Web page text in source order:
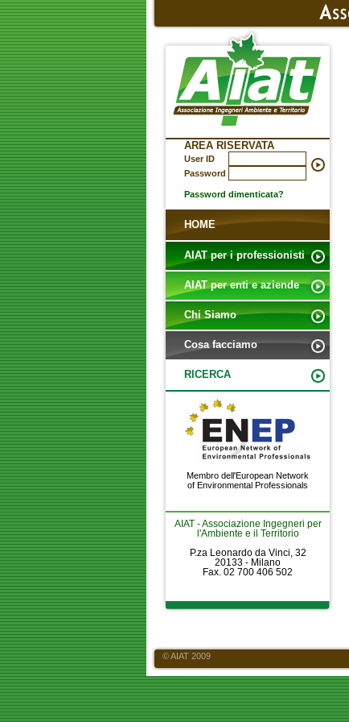
AREA RISERVATA
User ID
Password
Password dimenticata?
HOME
AIAT per i professionisti
AIAT per enti e aziende
Chi Siamo
Cosa facciamo
RICERCA
Membro dell'European Network
of Environmental Professionals
AIAT - Associazione Ingegneri per
l'Ambiente e il Territorio
P.za Leonardo da Vinci, 32
20133 - Milano
Fax. 02 700 406 502
© AIAT 2009